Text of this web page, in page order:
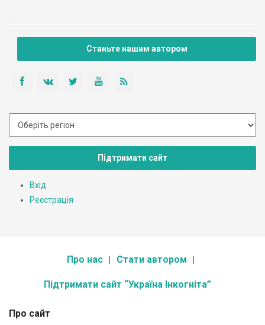
Станьте нашим автором
Підтримати сайт
Вхід
Реєстрація
Про нас Стати автором
Підтримати сайт “Україна Інкогніта”
Про сайт